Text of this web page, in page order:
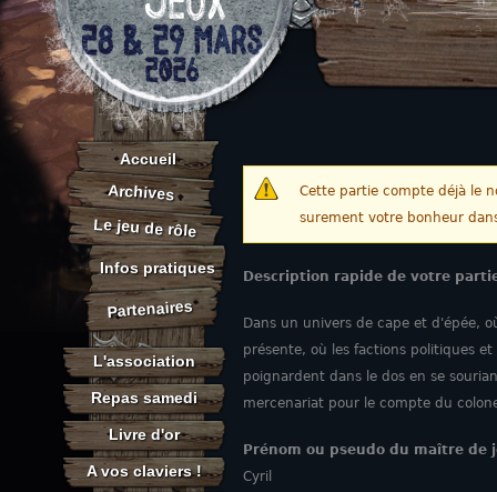
Message
Cette partie compte déjà le
surement votre bonheur
Description rapide de votre
Dans un univers de cape et d'épée,
présente, où les factions politiques
poignardent dans le dos en se
mercenariat pour le compte du
Prénom ou pseudo du maître de
Cyril
Accueil
Archives
Le jeu de rôle
Infos pratiques
Partenaires
L'association
Repas samedi
Livre d'or
A vos claviers !